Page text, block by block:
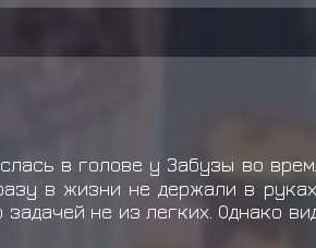
в голове у Забузы во
в жизни не держали в
не из легких. Однако